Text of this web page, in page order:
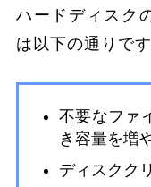
ハードディスク
は以下の通りです
不要なファ
き容量を増
ディスクク